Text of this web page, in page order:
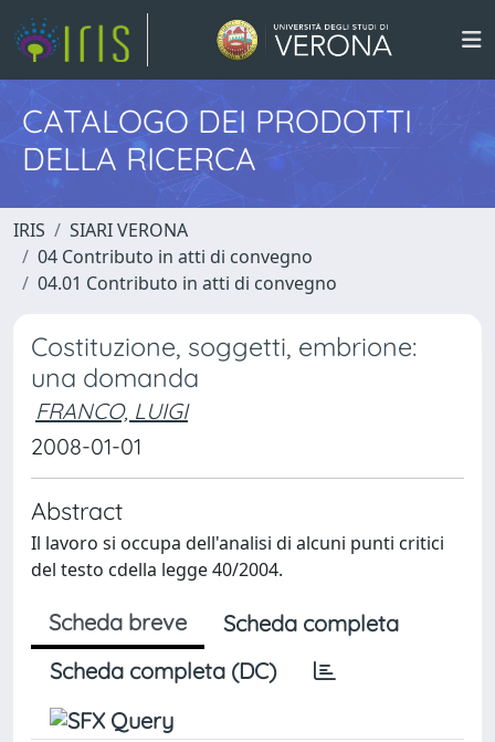
CATALOGO DEI PRODOTTI
DELLA RICERCA
IRIS
SIARI VERONA
04 Contributo in atti di convegno
04.01 Contributo in atti di convegno
Costituzione, soggetti, embrione:
una domanda
FRANCO, LUIGI
2008-01-01
Abstract
Il lavoro si occupa dell'analisi di alcuni punti critici
del testo cdella legge 40/2004.
Scheda breve
Scheda completa
Scheda completa (DC)